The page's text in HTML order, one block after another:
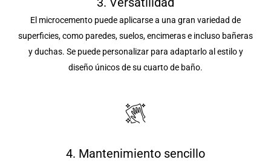
El microcemento puede aplicarse a una gran variedad de
superficies, como paredes, suelos, encimeras e incluso bañeras
y duchas. Se puede personalizar para adaptarlo al estilo y
diseño únicos de su cuarto de baño.
4. Mantenimiento sencillo